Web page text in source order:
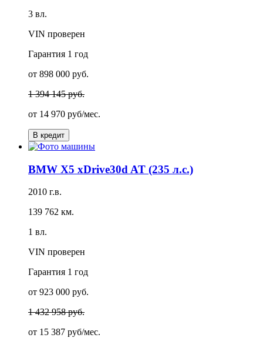
3 вл.
VIN проверен
Гарантия 1 год
от 898 000 руб.
1 394 145 руб.
от 14 970 руб/мес.
В кредит
BMW X5 xDrive30d AT (235 л.с.)
2010 г.в.
139 762 км.
1 вл.
VIN проверен
Гарантия 1 год
от 923 000 руб.
1 432 958 руб.
от 15 387 руб/мес.